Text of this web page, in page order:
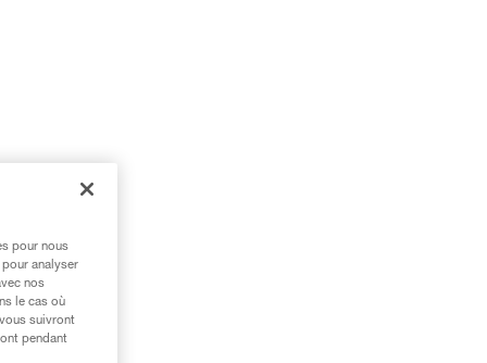
pour nous
analyser
nos
le cas où
suivront
pendant